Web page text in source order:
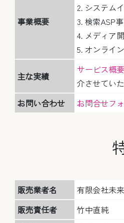
事業概要
2. システム
3. 検索ASP
4. メディア
5. オンライ
主な実績
サービス概
介させてい
お問い合わせ
お問合せフ
販売業者名
有限会社未
販売責任者
竹中直純